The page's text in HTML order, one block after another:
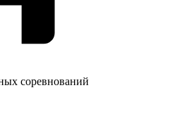
соревнований